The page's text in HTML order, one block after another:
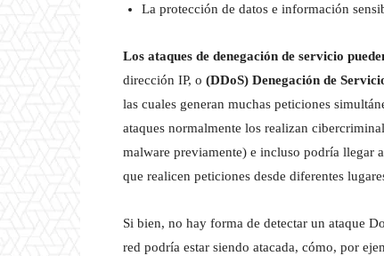
La protección de datos e información
Los ataques de denegación de servicio
dirección IP, o (DDoS) Denegación de
las cuales generan muchas peticiones
ataques normalmente los realizan
malware previamente) e incluso podría llegar
que realicen peticiones desde diferentes
Si bien, no hay forma de detectar un ataque
red podría estar siendo atacada, cómo, por